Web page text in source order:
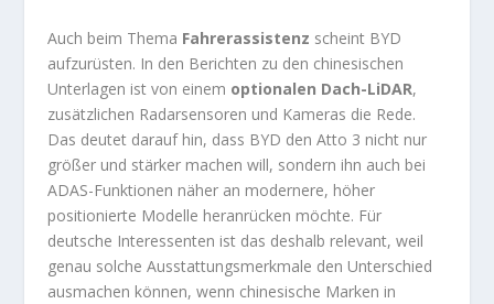
Auch beim Thema Fahrerassistenz scheint BYD
aufzurüsten. In den Berichten zu den chinesischen
Unterlagen ist von einem optionalen Dach-LiDAR,
zusätzlichen Radarsensoren und Kameras die Rede.
Das deutet darauf hin, dass BYD den Atto 3 nicht nur
größer und stärker machen will, sondern ihn auch bei
ADAS-Funktionen näher an modernere, höher
positionierte Modelle heranrücken möchte. Für
deutsche Interessenten ist das deshalb relevant, weil
genau solche Ausstattungsmerkmale den Unterschied
ausmachen können, wenn chinesische Marken in